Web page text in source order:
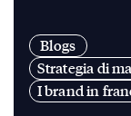
Blogs
Strategia di
I brand in